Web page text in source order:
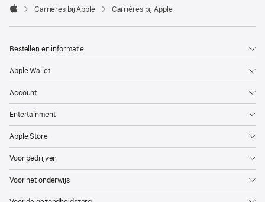

Carrières bij Apple Carrières bij Apple
Bestellen en informatie
Apple Wallet
Account
Entertainment
Apple Store
Voor bedrijven
Voor het onderwijs